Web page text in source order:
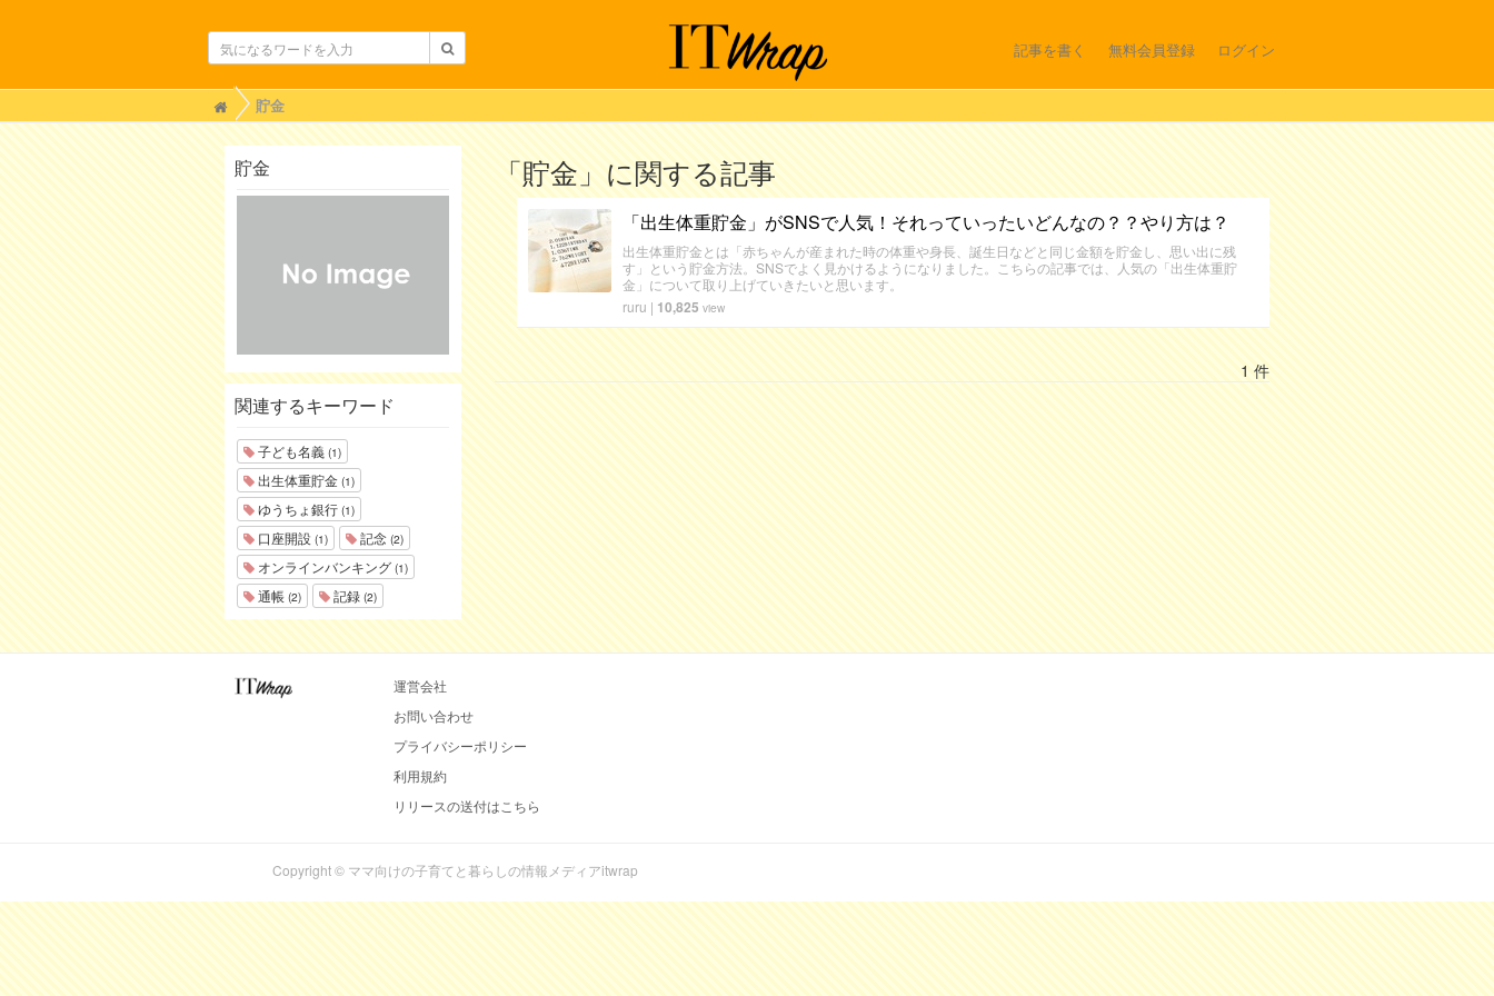
記事を書く 無料会員登録 ログイン
H
o
m
貯金
貯金
関連するキーワード
子ども名義 (1)
出生体重貯金 (1)
ゆうちょ銀行 (1)
口座開設 (1) 記念 (2)
オンラインバンキング (1)
通帳 (2) 記録 (2)
「貯金」に関する記事
「出生体重貯金」がSNSで人気！それっていったいどんなの？？やり方は？
出生体重貯金とは「赤ちゃんが産まれた時の体重や身長、誕生日などと同じ金額を貯金し、思い出に残
す」という貯金方法。SNSでよく見かけるようになりました。こちらの記事では、人気の「出生体重貯
金」について取り上げていきたいと思います。
ruru | 10,825 view
1 件
運営会社
お問い合わせ
プライバシーポリシー
利用規約
リリースの送付はこちら
Copyright © ママ向けの子育てと暮らしの情報メディアitwrap